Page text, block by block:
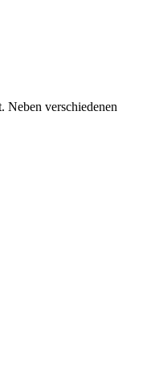
Neben verschiedenen